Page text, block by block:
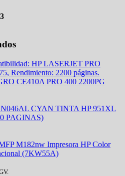
3
CE410A PRO 400 2200PG
TINTA HP 951XL
PAGINAS)
Impresora HP Color
(7KW55A)